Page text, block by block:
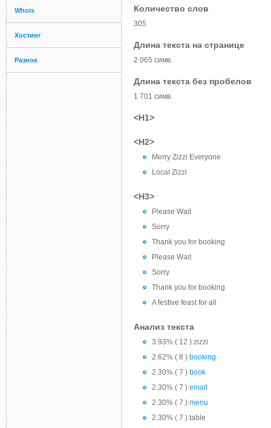
Whois
Хостинг
Разное
Количество слов
305
Длина текста на странице
2 065 симв.
Длина текста без пробелов
1 701 симв.
<H1>
<H2>
Merry Zizzi Everyone
Local Zizzi
<H3>
Please Wait
Sorry
Thank you for booking
Please Wait
Sorry
Thank you for booking
A festive feast for all
Анализ текста
3.93% ( 12 ) zizzi
2.62% ( 8 ) booking
2.30% ( 7 ) book
2.30% ( 7 ) email
2.30% ( 7 ) menu
2.30% ( 7 ) table